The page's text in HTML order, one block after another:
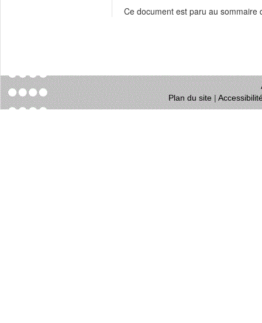
Ce document est paru au sommaire
Plan du site|